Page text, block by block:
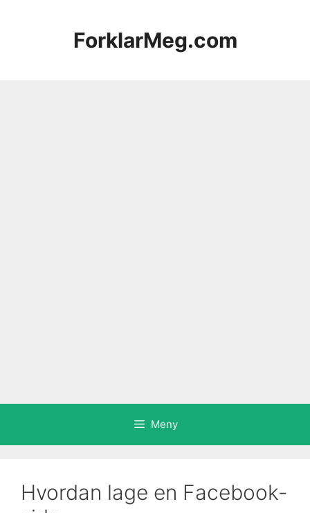
ForklarMeg.com
Meny
Hvordan lage en Facebook-